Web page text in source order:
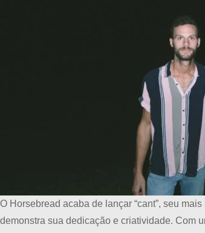
O Horsebread acaba de lançar “cant”, seu
demonstra sua dedicação e criatividade. Com